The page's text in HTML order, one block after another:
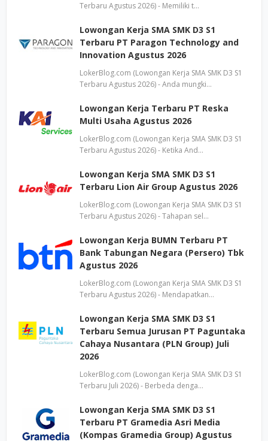
Terbaru Agustus 2026) - Memiliki t…
Lowongan Kerja SMA SMK D3 S1
Terbaru PT Paragon Technology and
Innovation Agustus 2026
LokerBlog.com (Lowongan Kerja SMA SMK D3 S1
Terbaru Agustus 2026) - Anda mungki…
Lowongan Kerja Terbaru PT Reska
Multi Usaha Agustus 2026
LokerBlog.com (Lowongan Kerja SMA SMK D3 S1
Terbaru Agustus 2026) - Ketika And…
Lowongan Kerja SMA SMK D3 S1
Terbaru Lion Air Group Agustus 2026
LokerBlog.com (Lowongan Kerja SMA SMK D3 S1
Terbaru Agustus 2026) - Tahapan sel…
Lowongan Kerja BUMN Terbaru PT
Bank Tabungan Negara (Persero) Tbk
Agustus 2026
LokerBlog.com (Lowongan Kerja SMA SMK D3 S1
Terbaru Agustus 2026) - Mendapatkan…
Lowongan Kerja SMA SMK D3 S1
Terbaru Semua Jurusan PT Paguntaka
Cahaya Nusantara (PLN Group) Juli
2026
LokerBlog.com (Lowongan Kerja SMA SMK D3 S1
Terbaru Juli 2026) - Berbeda denga…
Lowongan Kerja SMA SMK D3 S1
Terbaru PT Gramedia Asri Media
(Kompas Gramedia Group) Agustus